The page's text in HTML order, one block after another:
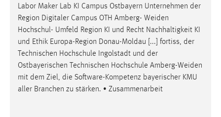
Labor Maker Lab KI Campus Ostbayern Unternehmen der
Region Digitaler Campus OTH Amberg- Weiden
Hochschul- Umfeld Region KI und Recht Nachhaltigkeit KI
und Ethik Europa-Region Donau-Moldau [...] fortiss, der
Technischen Hochschule Ingolstadt und der
Ostbayerischen Technischen Hochschule Amberg-Weiden
mit dem Ziel, die Software-Kompetenz bayerischer KMU
aller Branchen zu stärken. • Zusammenarbeit